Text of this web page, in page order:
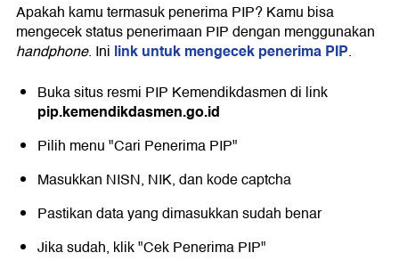
Apakah kamu termasuk penerima PIP? Kamu bisa
mengecek status penerimaan PIP dengan menggunakan
handphone. Ini link untuk mengecek penerima PIP.
Buka situs resmi PIP Kemendikdasmen di link
pip.kemendikdasmen.go.id
Pilih menu "Cari Penerima PIP"
Masukkan NISN, NIK, dan kode captcha
Pastikan data yang dimasukkan sudah benar
Jika sudah, klik "Cek Penerima PIP"